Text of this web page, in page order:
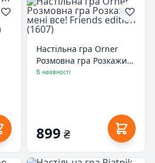
Настільна гра Orner
Розмовна гра Розкажи
мені все! Friends edition
В наявності
899 ₴